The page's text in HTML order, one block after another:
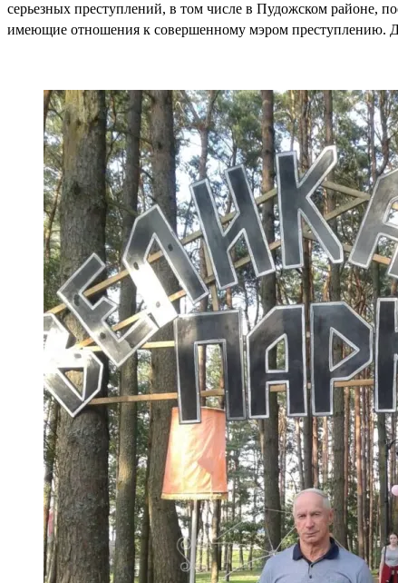
серьезных преступлений, в том числе в Пудожском районе,
имеющие отношения к совершенному мэром преступлению.